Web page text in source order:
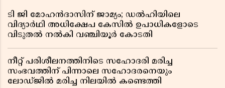
ടി ജി മോഹൻദാസിന് ജാമ്യം; ഡൽഹിയിലെ
വിദ്യാർഥി അധിക്ഷേപ കേസിൽ ഉപാധികളോടെ
വിടുതൽ നൽകി വഞ്ചിയൂർ കോടതി
നീറ്റ് പരിശീലനത്തിനിടെ സഹോദരി മരിച്ച
സംഭവത്തിന് പിന്നാലെ സഹോദരനെയും
ലോഡ്ജിൽ മരിച്ച നിലയിൽ കണ്ടെത്തി